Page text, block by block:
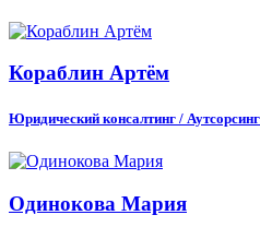
Кораблин Артём
Юридический консалтинг /
Одинокова Мария